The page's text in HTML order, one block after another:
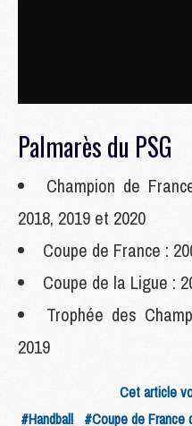
Palmarès du PSG
Champion de
2018, 2019 et 2020
Coupe de France :
Coupe de la Ligue :
Trophée des
2019
Cet article
#Handball #Coupe de France